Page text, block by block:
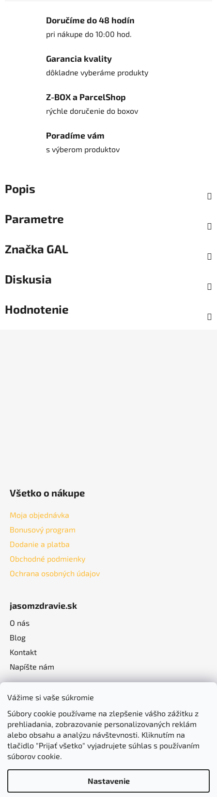
Vážime si vaše súkromie
Súbory cookie používame na zlepšenie vášho zážitku z
prehliadania, zobrazovanie personalizovaných reklám
alebo obsahu a analýzu návštevnosti. Kliknutím na
tlačidlo "Prijať všetko" vyjadrujete súhlas s používaním
súborov cookie.
Nastavenie
Doručíme do 48 hodín
pri nákupe do 10:00 hod.
Garancia kvality
dôkladne vyberáme produkty
Z-BOX a ParcelShop
rýchle doručenie do boxov
Poradíme vám
s výberom produktov
Popis
Parametre
Značka GAL
Diskusia
Hodnotenie
Všetko o nákupe
Moja objednávka
Bonusový program
Dodanie a platba
Obchodné podmienky
Ochrana osobných údajov
jasomzdravie.sk
O nás
Blog
Kontakt
Napíšte nám